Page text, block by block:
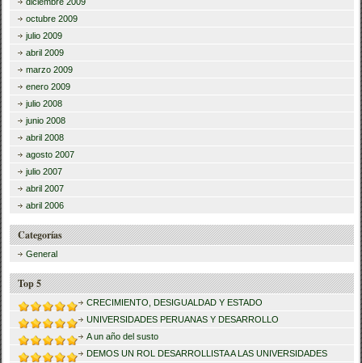
octubre 2009
julio 2009
abril 2009
marzo 2009
enero 2009
julio 2008
junio 2008
abril 2008
agosto 2007
julio 2007
abril 2007
abril 2006
Categorías
General
Top 5
CRECIMIENTO, DESIGUALDAD Y ESTADO
UNIVERSIDADES PERUANAS Y DESARROLLO
A un año del susto
DEMOS UN ROL DESARROLLISTA A LAS UNIVERSIDADES